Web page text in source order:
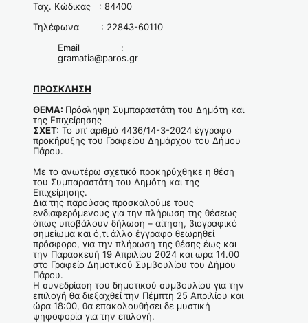
Ταχ. Κώδικας : 84400
Τηλέφωνα : 22843-60110
Email :
gramatia@paros.gr
ΠΡΟΣΚΛΗΣΗ
ΘΕΜΑ: Πρόσληψη Συμπαραστάτη του Δημότη και
της Επιχείρησης
ΣΧΕΤ: Το υπ’ αριθμό 4436/14-3-2024 έγγραφο
προκήρυξης του Γραφείου Δημάρχου του Δήμου
Πάρου.
Με το ανωτέρω σχετικό προκηρύχθηκε η θέση
του Συμπαραστάτη του Δημότη και της
Επιχείρησης.
Δια της παρούσας προσκαλούμε τους
ενδιαφερόμενους για την πλήρωση της θέσεως
όπως υποβάλουν δήλωση – αίτηση, βιογραφικό
σημείωμα και ό,τι άλλο έγγραφο θεωρηθεί
πρόσφορο, για την πλήρωση της θέσης έως και
την Παρασκευή 19 Απριλίου 2024 και ώρα 14.00
στο Γραφείο Δημοτικού Συμβουλίου του Δήμου
Πάρου.
Η συνεδρίαση του δημοτικού συμβουλίου για την
επιλογή θα διεξαχθεί την Πέμπτη 25 Απριλίου και
ώρα 18:00, θα επακολουθήσει δε μυστική
ψηφοφορία για την επιλογή.